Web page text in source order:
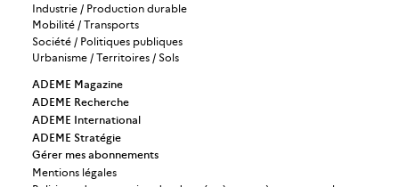
Industrie / Production durable
Mobilité / Transports
Société / Politiques publiques
Urbanisme / Territoires / Sols
ADEME Magazine
ADEME Recherche
ADEME International
ADEME Stratégie
Gérer mes abonnements
Mentions légales